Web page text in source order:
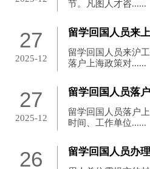
节。凡图人才咨......
27
2025-12
留学回国人员来沪
落户上海政策对......
27
2025-12
留学回国人员落户
时间、工作单位......
26